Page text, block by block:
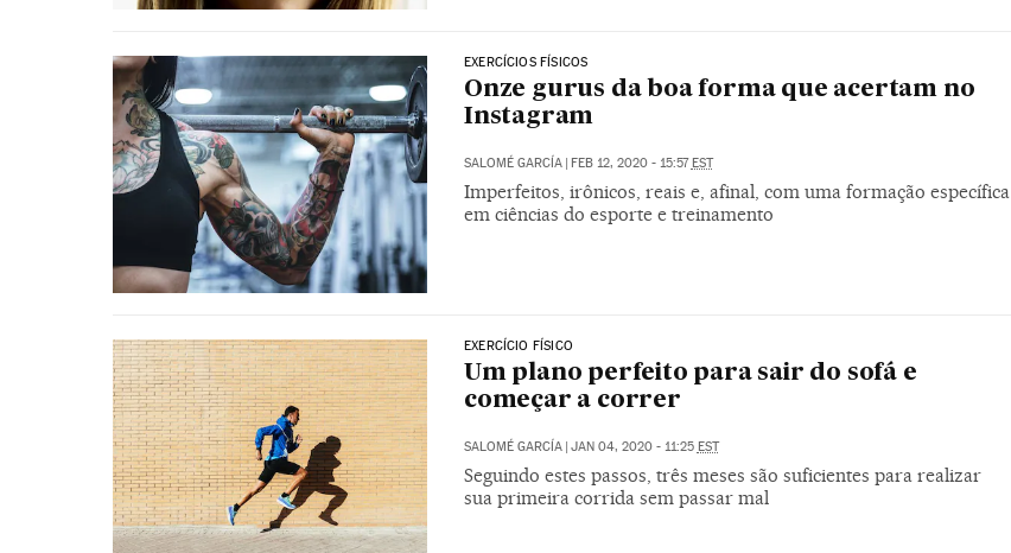
EXERCÍCIOS FÍSICOS
Onze gurus da boa forma que acertam no
Instagram
SALOMÉ GARCÍA FEB 12, 2020 - 15:57 EST
Imperfeitos, irônicos, reais e, afinal, com uma formação específica
em ciências do esporte e treinamento
EXERCÍCIO FÍSICO
Um plano perfeito para sair do sofá e
começar a correr
SALOMÉ GARCÍA | JAN 04, 2020 - 11:25 EST
Seguindo estes passos, três meses são suficientes para realizar
sua primeira corrida sem passar mal